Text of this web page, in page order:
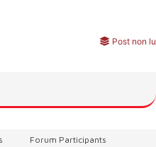
Post non lu
Forum Participants